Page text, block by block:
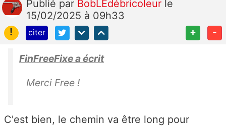
Publié par BobLEdébricoleur le
15/02/2025 à 09h33
!
citer + -
FinFreeFixe a écrit
Merci Free !
C'est bien, le chemin va être long pour